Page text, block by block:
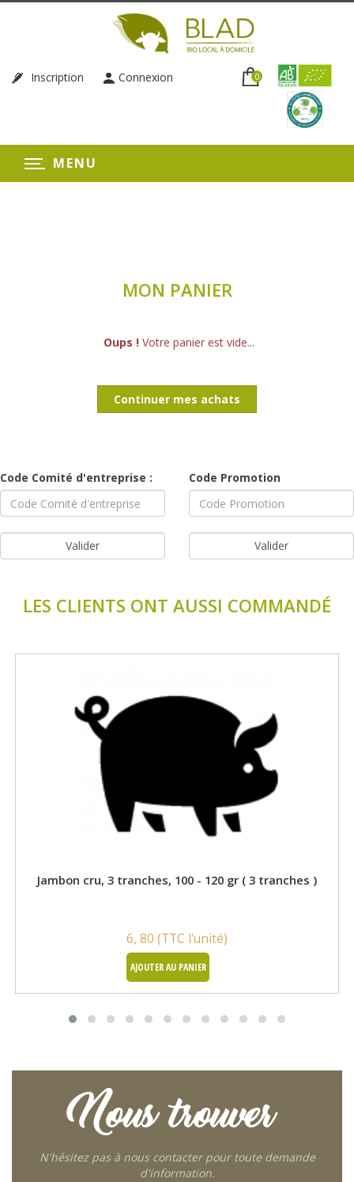
Inscription Connexion 0
MENU
MON PANIER
Oups !Votre panier est vide...
Continuer mes achats
Code Comité d'entreprise : Code Promotion
LES CLIENTS ONT AUSSI COMMANDÉ
Jambon cru, 3 tranches, 100 - 120 gr ( 3 tranches )
6, 80 (TTC l'unité)
AJOUTER AU PANIER
Nous trouver
N'hésitez pas à nous contacter pour toute demande
d'information.